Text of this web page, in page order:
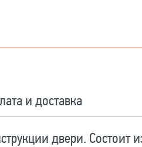
и доставка
двери. Состоит